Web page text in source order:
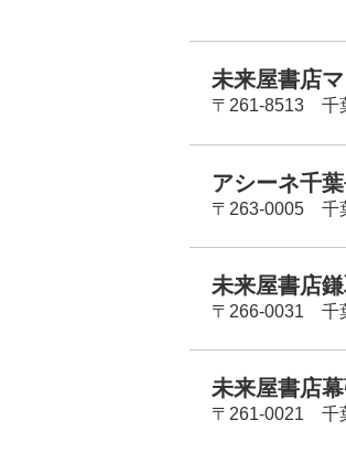
未来屋書店
〒261-8513 千
アシーネ千
〒263-0005 千
未来屋書店
〒266-0031 千
未来屋書店
〒261-0021 千